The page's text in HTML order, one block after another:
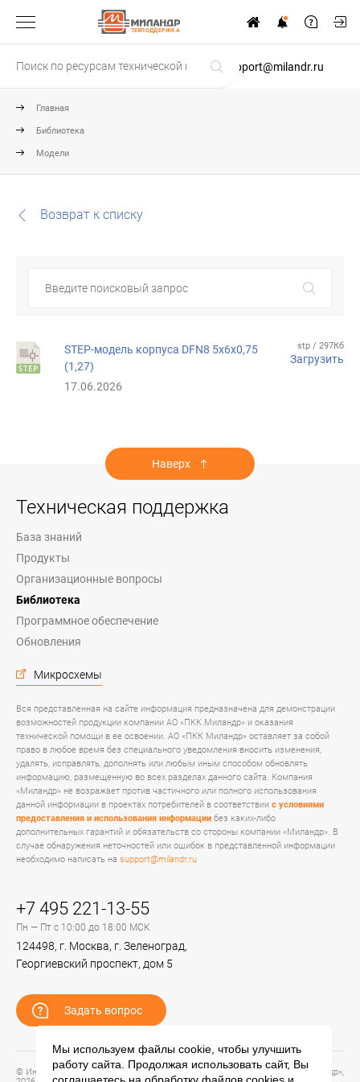
ТЕХПОДДЕРЖКА
support@milandr.ru
Главная
Библиотека
Модели
Возврат к списку
STEP-модель корпуса DFN8 5x6x0,75
(1,27)
17.06.2026
stp / 297Кб
Загрузить
Наверх
Техническая поддержка
База знаний
Продукты
Организационные вопросы
Библиотека
Программное обеспечение
Обновления
Микросхемы
Вся представленная на сайте информация предназначена для демонстрации
возможностей продукции компании АО «ПКК Миландр» и оказания
технической помощи в ее освоении. АО «ПКК Миландр» оставляет за собой
право в любое время без специального уведомления вносить изменения,
удалять, исправлять, дополнять или любым иным способом обновлять
информацию, размещенную во всех разделах данного сайта. Компания
«Миландр» не возражает против частичного или полного использования
данной информации в проектах потребителей в соответствии с условиями
предоставления и использования информации без каких-либо
дополнительных гарантий и обязательств со стороны компании «Миландр». В
случае обнаружения неточностей или ошибок в представленной информации
необходимо написать на support@milandr.ru
+7 495 221-13-55
Пн — Пт с 10:00 до 18:00 МСК
124498, г. Москва, г. Зеленоград,
Георгиевский проспект, дом 5
Задать вопрос
© Информационный портал технической поддержки ЦП ИС АО «ПКК Миландр»,
Мы используем файлы cookie, чтобы улучшить
работу сайта. Продолжая использовать сайт, Вы